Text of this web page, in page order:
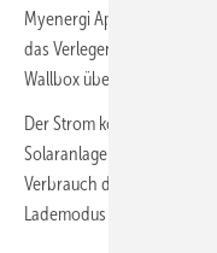
Myenergi App zu steuern
das Verlegen von Kabeln
Wallbox über WLAN und
Der Strom kommt dabei je
Solaranlage oder dem
Verbrauch des öffentlichen
Lademodus Eco+ wird